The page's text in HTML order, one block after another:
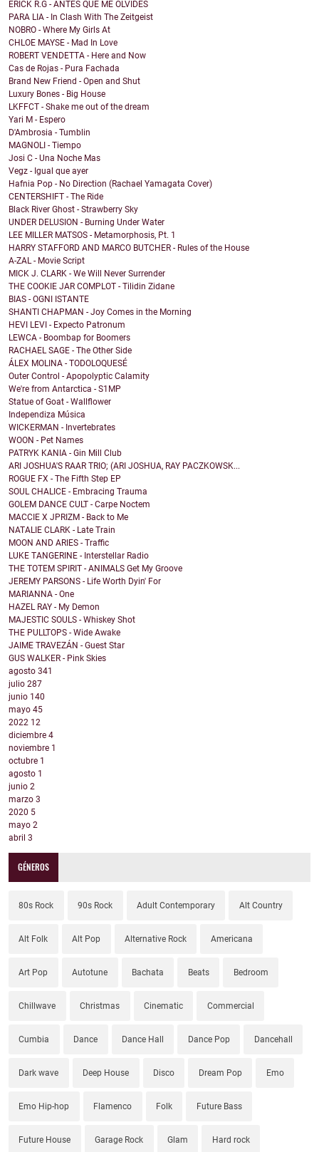
ERICK R.G - ANTES QUE ME OLVIDES
PARA LIA - In Clash With The Zeitgeist
NOBRO - Where My Girls At
CHLOE MAYSE - Mad In Love
ROBERT VENDETTA - Here and Now
Cas de Rojas - Pura Fachada
Brand New Friend - Open and Shut
Luxury Bones - Big House
LKFFCT - Shake me out of the dream
Yari M - Espero
D'Ambrosia - Tumblin
MAGNOLI - Tiempo
Josi C - Una Noche Mas
Vegz - Igual que ayer
Hafnia Pop - No Direction (Rachael Yamagata Cover)
CENTERSHIFT - The Ride
Black River Ghost - Strawberry Sky
UNDER DELUSION - Burning Under Water
LEE MILLER MATSOS - Metamorphosis, Pt. 1
HARRY STAFFORD AND MARCO BUTCHER - Rules of the House
A-ZAL - Movie Script
MICK J. CLARK - We Will Never Surrender
THE COOKIE JAR COMPLOT - Tilidin Zidane
BIAS - OGNI ISTANTE
SHANTI CHAPMAN - Joy Comes in the Morning
HEVI LEVI - Expecto Patronum
LEWCA - Boombap for Boomers
RACHAEL SAGE - The Other Side
ÁLEX MOLINA - TODOLOQUESÉ
Outer Control - Apopolyptic Calamity
We're from Antarctica - S1MP
Statue of Goat - Wallflower
Independiza Música
WICKERMAN - Invertebrates
WOON - Pet Names
PATRYK KANIA - Gin Mill Club
ARI JOSHUA'S RAAR TRIO; (ARI JOSHUA, RAY PACZKOWSK...
ROGUE FX - The Fifth Step EP
SOUL CHALICE - Embracing Trauma
GOLEM DANCE CULT - Carpe Noctem
MACCIE X JPRIZM - Back to Me
NATALIE CLARK - Late Train
MOON AND ARIES - Traffic
LUKE TANGERINE - Interstellar Radio
THE TOTEM SPIRIT - ANIMALS Get My Groove
JEREMY PARSONS - Life Worth Dyin' For
MARIANNA - One
HAZEL RAY - My Demon
MAJESTIC SOULS - Whiskey Shot
THE PULLTOPS - Wide Awake
JAIME TRAVEZÁN - Guest Star
GUS WALKER - Pink Skies
agosto 341
julio 287
junio 140
mayo 45
2022 12
diciembre 4
noviembre 1
octubre 1
agosto 1
junio 2
marzo 3
2020 5
mayo 2
abril 3
GÉNEROS
80s Rock 90s Rock Adult Contemporary Alt Country
Alt Folk Alt Pop Alternative Rock Americana
Art Pop Autotune Bachata Beats Bedroom
Chillwave Christmas Cinematic Commercial
Cumbia Dance Dance Hall Dance Pop Dancehall
Dark wave Deep House Disco Dream Pop Emo
Emo Hip-hop Flamenco Folk Future Bass
Future House Garage Rock Glam Hard rock